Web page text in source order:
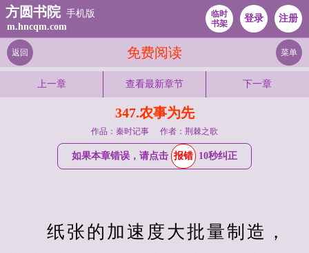
方圆书院 手机版
m.hncqm.com
临时
书架
登录 注册
免费阅读
返回 菜单
上一章 查看最新章节 下一章
347.农事为先
作品：秦时记事 作者：荆棘之歌
如果本章错误，请点击 报错 10秒纠正
纸张的加速度大批量制造，